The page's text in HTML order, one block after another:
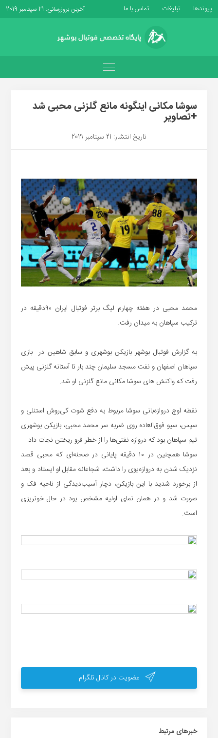
پیوندها تبلیغات تماس با ما آخرین بروزرسانی: 21 سپتامبر 2019
سوشا مکانی اینگونه مانع گلزنی محبی شد
+تصاویر
تاریخ انتشار: 21 سپتامبر 2019
محمد محبی در هفته چهارم لیگ برتر فوتبال ایران ۹۰دقیقه در
ترکیب سپاهان به میدان رفت.
به گزارش فوتبال بوشهر بازیکن بوشهری و سابق شاهین در بازی
سپاهان اصفهان و نفت مسجد سلیمان چند بار تا آستانه گلزنی پیش
رفت که واکنش های سوشا مکانی مانع گلزنی او شد.
نقطه اوج دروازه‌بانی سوشا مربوط به دفع شوت کی‌روش استنلی و
سپس، سیو فوق‌العاده روی ضربه سر محمد محبی، بازیکن بوشهری
تیم سپاهان بود که دروازه نفتی‌ها را از خطر فرو ریختن نجات داد.
سوشا همچنین در ۱۰ دقیقه پایانی در صحنه‌ای که محبی قصد
نزدیک شدن به دروازه‌یوی را داشت، شجاعانه مقابل او ایستاد و بعد
از برخورد شدید با این بازیکن، دچار آسیب‌دیدگی از ناحیه فک و
صورت شد و در همان نمای اولیه مشخص بود در حال خونریزی
است.
عضویت در کانال تلگرام
خبر‌های مرتبط